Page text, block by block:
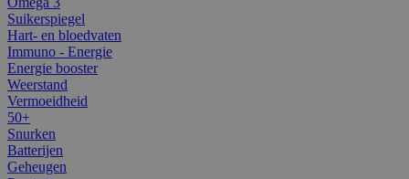
Suikerspiegel
Hart- en bloedvaten
Immuno - Energie
Energie booster
Weerstand
Vermoeidheid
50+
Snurken
Batterijen
Geheugen